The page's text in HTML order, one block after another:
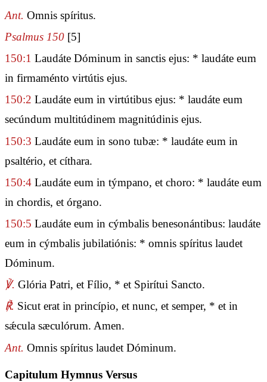
Ant. Omnis spíritus.
Psalmus 150 [5]
150:1 Laudáte Dóminum in sanctis ejus: * laudáte eum
in firmaménto virtútis ejus.
150:2 Laudáte eum in virtútibus ejus: * laudáte eum
secúndum multitúdinem magnitúdinis ejus.
150:3 Laudáte eum in sono tubæ: * laudáte eum in
psaltério, et cíthara.
150:4 Laudáte eum in týmpano, et choro: * laudáte eum
in chordis, et órgano.
150:5 Laudáte eum in cýmbalis benesonántibus: laudáte
eum in cýmbalis jubilatiónis: * omnis spíritus laudet
Dóminum.
℣. Glória Patri, et Fílio, * et Spirítui Sancto.
℟. Sicut erat in princípio, et nunc, et semper, * et in
sǽcula sæculórum. Amen.
Ant. Omnis spíritus laudet Dóminum.
Capitulum Hymnus Versus